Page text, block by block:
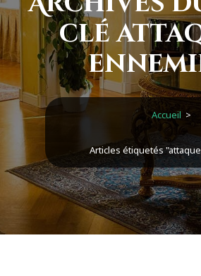
clé
Accueil >
Articles étiquetés